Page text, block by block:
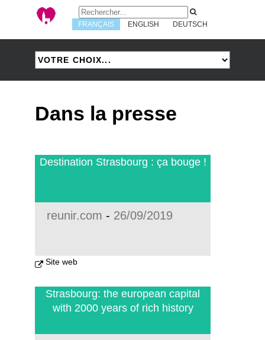
FRANÇAIS ENGLISH DEUTSCH
Dans la presse
Destination Strasbourg : ça bouge !
reunir.com - 26/09/2019
Site web
Strasbourg: the european capital
with 2000 years of rich history